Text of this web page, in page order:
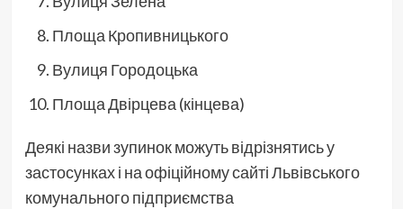
Площа Кропивницького
Вулиця Городоцька
Площа Двірцева (кінцева)
Деякі назви зупинок можуть відрізнятись у
застосунках і на офіційному сайті Львівського
комунального підприємства